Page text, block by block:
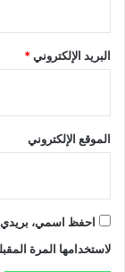
البريد الإلكتروني*
الموقع الإلكتروني
احفظ اسمي، بريدي
لاستخدامها المرة